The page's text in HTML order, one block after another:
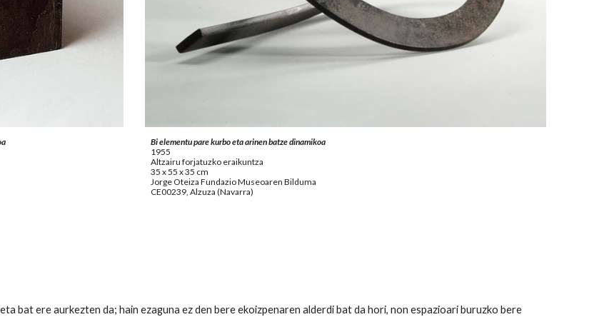
Bi elementu pare kurbo eta arinen batze dinamikoa
1955
Altzairu forjatuzko eraikuntza
35 x 55 x 35 cm
Jorge Oteiza Fundazio Museoaren Bilduma
CE00239, Alzuza (Navarra)
bat ere aurkezten da; hain ezaguna ez den bere ekoizpenaren alderdi bat da hori, non espazioari buruzko bere